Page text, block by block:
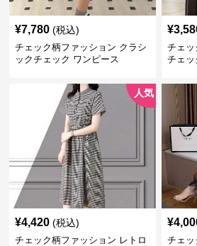
¥7,780 (税込)
チェック柄ファッション クラシ
ックチェック ワンピース
¥
チェ
チェッ
人気
¥4,420 (税込)
チェック柄ファッション レトロ
¥
チェッ